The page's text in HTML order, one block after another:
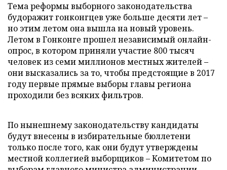
Тема реформы выборного законодательства
будоражит гонконгцев уже больше десяти лет –
но этим летом она вышла на новый уровень.
Летом в Гонконге прошел независимый онлайн-
опрос, в котором приняли участие 800 тысяч
человек из семи миллионов местных жителей –
они высказались за то, чтобы предстоящие в 2017
году первые прямые выборы главы региона
проходили без всяких фильтров.
По нынешнему законодательству кандидаты
будут внесены в избирательные бюллетени
только после того, как они будут утверждены
местной коллегией выборщиков – Комитетом по